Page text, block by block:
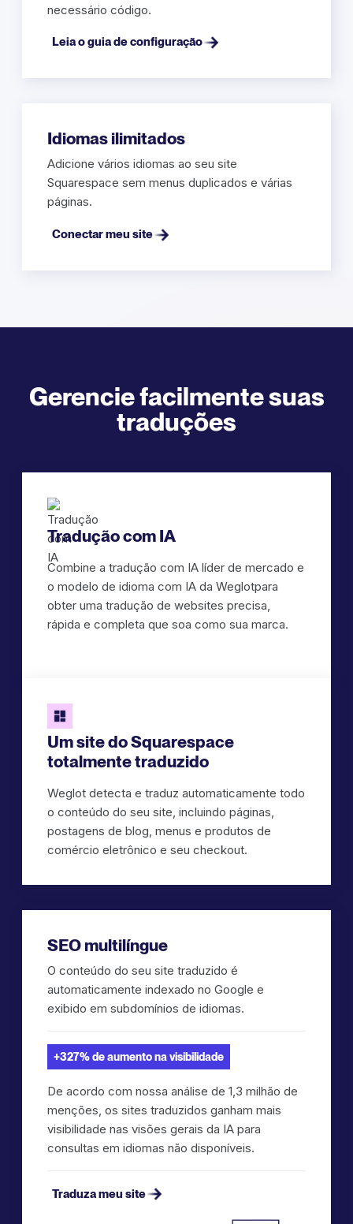
necessário código.
Leia o guia de configuração
Idiomas ilimitados
Adicione vários idiomas ao seu site
Squarespace sem menus duplicados e várias
páginas.
Conectar meu site
Gerencie facilmente suas
traduções
Tradução com IA
Combine a tradução com IA líder de mercado e
o modelo de idioma com IA da Weglotpara
obter uma tradução de websites precisa,
rápida e completa que soa como sua marca.
Um site do Squarespace
totalmente traduzido
Weglot detecta e traduz automaticamente todo
o conteúdo do seu site, incluindo páginas,
postagens de blog, menus e produtos de
comércio eletrônico e seu checkout.
SEO multilíngue
O conteúdo do seu site traduzido é
automaticamente indexado no Google e
exibido em subdomínios de idiomas.
+327% de aumento na visibilidade
De acordo com nossa análise de 1,3 milhão de
menções, os sites traduzidos ganham mais
visibilidade nas visões gerais da IA para
consultas em idiomas não disponíveis.
Traduza meu site